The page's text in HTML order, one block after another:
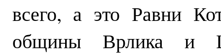
всего, а это Равни
общины Врлика и